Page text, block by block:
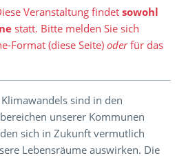
Veranstaltung
Veranstaltung findetsowohl
statt. Bitte melden Sie sich
Format (diese Seite)oderfür das
sind in den
unserer Kommunen
sich in Zukunft vermutlich
Lebensräume auswirken. Die